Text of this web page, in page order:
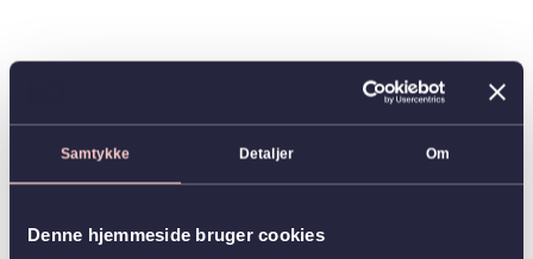
Samtykke Detaljer Om
Denne hjemmeside bruger cookies